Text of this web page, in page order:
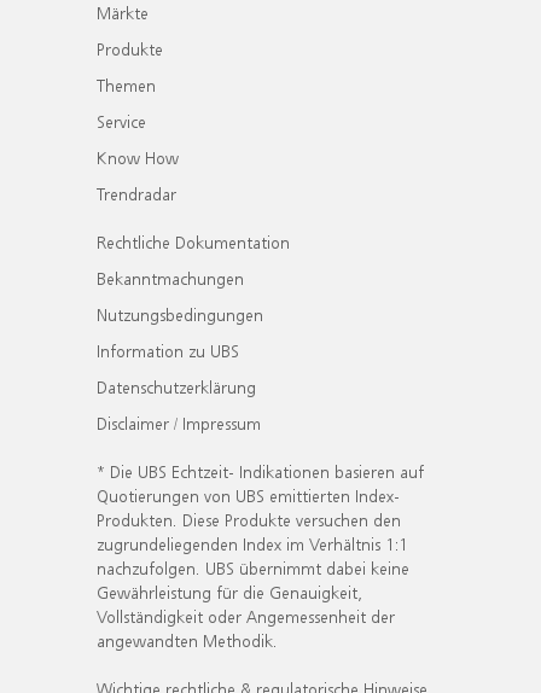
Märkte
Produkte
Themen
Service
Know How
Trendradar
Rechtliche Dokumentation
Bekanntmachungen
Nutzungsbedingungen
Information zu UBS
Datenschutzerklärung
Disclaimer / Impressum
* Die UBS Echtzeit- Indikationen basieren auf
Quotierungen von UBS emittierten Index-
Produkten. Diese Produkte versuchen den
zugrundeliegenden Index im Verhältnis 1:1
nachzufolgen. UBS übernimmt dabei keine
Gewährleistung für die Genauigkeit,
Vollständigkeit oder Angemessenheit der
angewandten Methodik.